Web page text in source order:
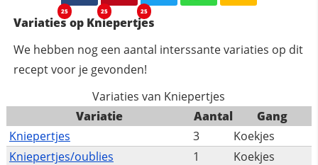
25 25 25
Variaties op Kniepertjes
We hebben nog een aantal interssante variaties op dit
recept voor je gevonden!
Variaties van Kniepertjes
Variatie
Aantal
Gang
Kniepertjes
3
Koekjes
Kniepertjes/oublies
1
Koekjes